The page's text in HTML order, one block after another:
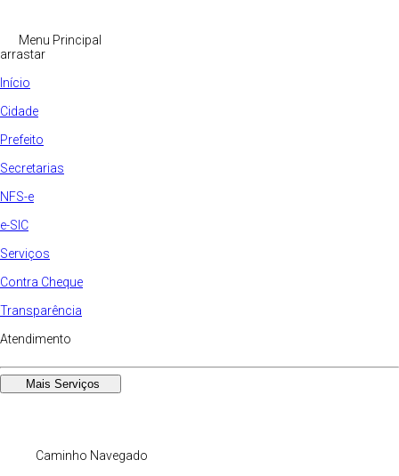
Menu Principal
arrastar
Início
Cidade
Prefeito
Secretarias
NFS-e
e-SIC
Serviços
Contra Cheque
Transparência
Atendimento
Mais Serviços
Caminho Navegado